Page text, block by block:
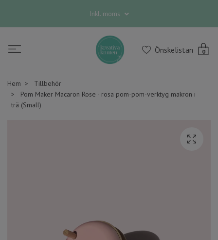
Inkl. moms
Önskelistan 0
Hem
Tillbehör
Pom Maker Macaron Rose - rosa pom-pom-verktyg makron i
trä (Small)